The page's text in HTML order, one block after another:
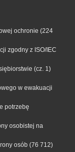
ochronie (224
zgodny z ISO/IEC
(cz. 1)
w ewakuacji
potrzebę
osobistej na
osób (76 712)